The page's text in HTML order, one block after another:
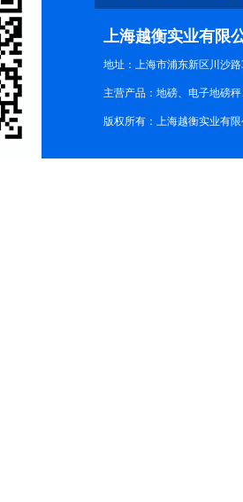
上海越衡实业有限
地址：上海市浦东新区川沙路
主营产品：地磅、电子地磅
版权所有：上海越衡实业有